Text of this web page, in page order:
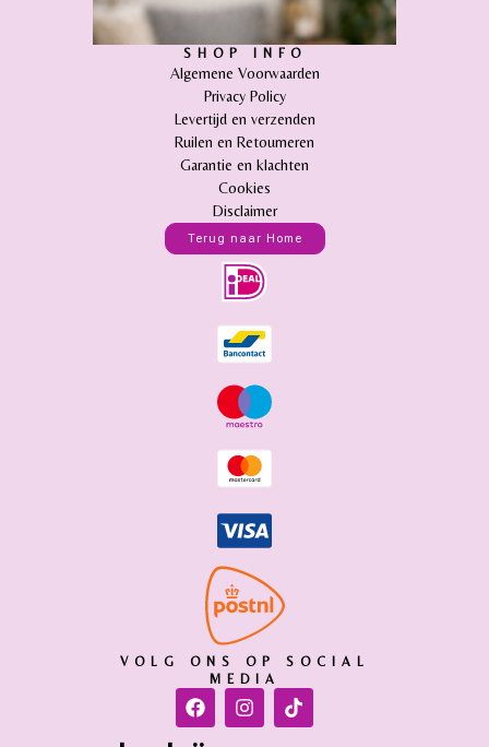
SHOP INFO
Algemene Voorwaarden
Privacy Policy
Levertijd en verzenden
Ruilen en Retourneren
Garantie en klachten
Cookies
Disclaimer
Terug naar Home
VOLG ONS OP SOCIAL
MEDIA